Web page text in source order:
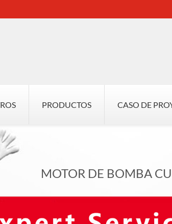
PRODUCTOS CASO DE
MOTOR DE BOMBA